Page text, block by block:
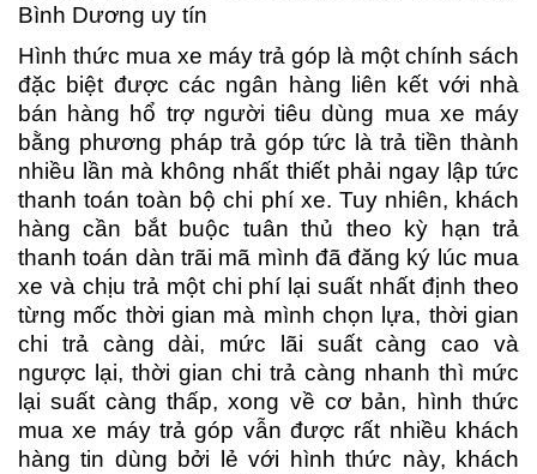
Bình Dương uy tín
Hình thức mua xe máy trả góp là một chính sách
đặc biệt được các ngân hàng liên kết với nhà
bán hàng hổ trợ người tiêu dùng mua xe máy
bằng phương pháp trả góp tức là trả tiền thành
nhiều lần mà không nhất thiết phải ngay lập tức
thanh toán toàn bộ chi phí xe. Tuy nhiên, khách
hàng cần bắt buộc tuân thủ theo kỳ hạn trả
thanh toán dàn trãi mã mình đã đăng ký lúc mua
xe và chịu trả một chi phí lại suất nhất định theo
từng mốc thời gian mà mình chọn lựa, thời gian
chi trả càng dài, mức lãi suất càng cao và
ngược lại, thời gian chi trả càng nhanh thì mức
lại suất càng thấp, xong về cơ bản, hình thức
mua xe máy trả góp vẫn được rất nhiều khách
hàng tin dùng bởi lẻ với hình thức này, khách